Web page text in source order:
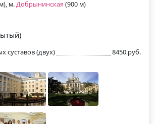
м.Добрынинская (900 м)
суставов (двух) 8450 руб.